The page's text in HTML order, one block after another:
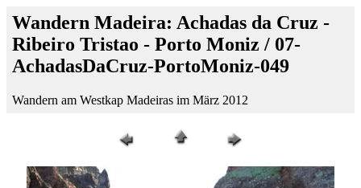
Wandern Madeira: Achadas da Cruz -
Ribeiro Tristao - Porto Moniz / 07-
AchadasDaCruz-PortoMoniz-049
Wandern am Westkap Madeiras im März 2012